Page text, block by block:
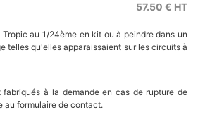
57.50 € HT
au 1/24ème en kit ou à peindre dans un
telles qu'elles apparaissaient sur les circuits à
à la demande en cas de rupture de
au formulaire de contact.